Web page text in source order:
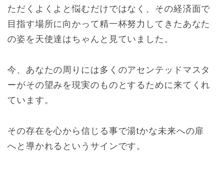
ただくよくよと悩むだけではなく、その経済面で
目指す場所に向かって精一杯努力してきたあなた
の姿を天使達はちゃんと見ていました。
今、あなたの周りには多くのアセンテッドマスタ
ーがその望みを現実のものとするために来てくれ
ています。
その存在を心から信じる事で湯tかな未来への扉
へと導かれるというサインです。